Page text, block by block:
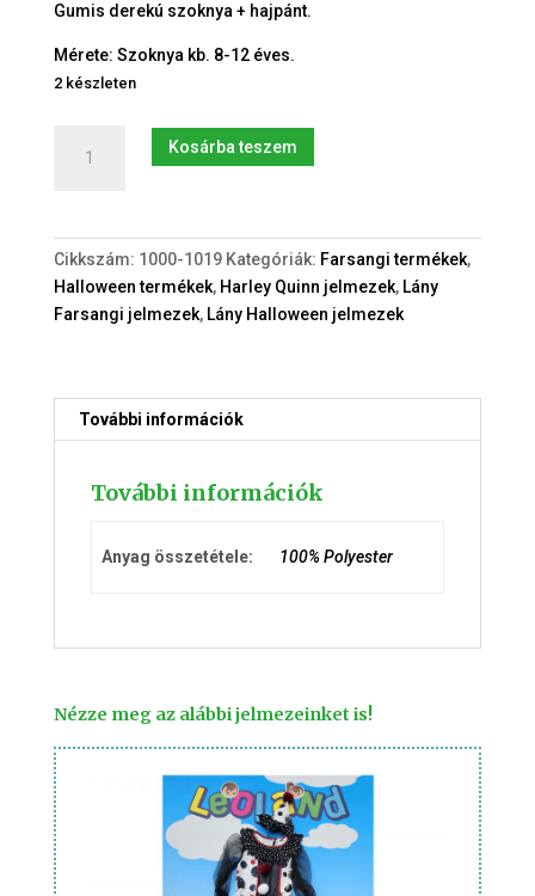
Gumis derekú szoknya + hajpánt.
Mérete: Szoknya kb. 8-12 éves.
2 készleten
Harley
szett
mennyiség
Kosárba teszem
Cikkszám: 1000-1019 Kategóriák: Farsangi termékek,
Halloween termékek, Harley Quinn jelmezek, Lány
Farsangi jelmezek, Lány Halloween jelmezek
További információk
További információk
Anyag összetétele: 100% Polyester
Nézze meg az alábbi jelmezeinket is!